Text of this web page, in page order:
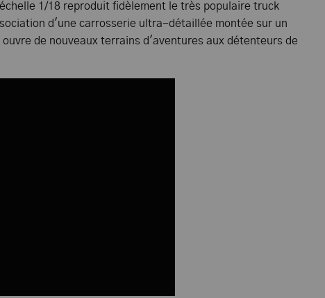
1/18 reproduit fidèlement le très populaire truck
d'une carrosserie ultra-détaillée montée sur un
de nouveaux terrains d'aventures aux détenteurs de